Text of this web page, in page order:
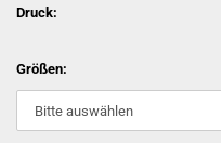
Druck:
Größen: